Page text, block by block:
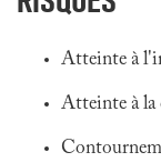
Atteinte à
Atteinte à la